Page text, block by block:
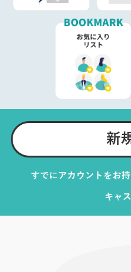
新
すでにアカウントをお
キャ